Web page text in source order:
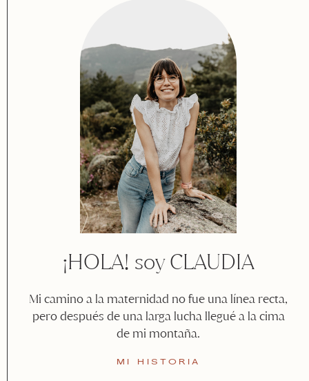
¡HOLA! soy CLAUDIA
Mi camino a la maternidad no fue una línea recta,
pero después de una larga lucha llegué a la cima
de mi montaña.
MI HISTORIA